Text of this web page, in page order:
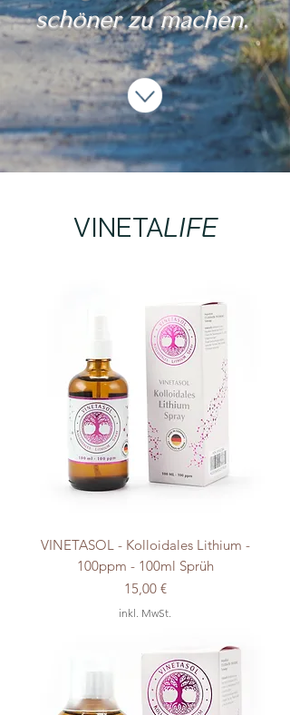
schöner zu machen.
VINETALIFE
VINETASOL - Kolloidales Lithium -
100ppm - 100ml Sprüh
Preis
15,00 €
inkl. MwSt.